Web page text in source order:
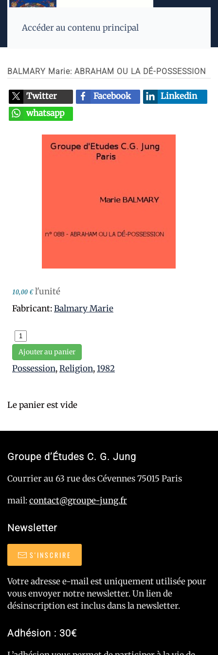
Accéder au contenu principal
BALMARY Marie: ABRAHAM OU LA DÉ-POSSESSION
Twitter Facebook
Linkedin
whatsapp
10,00 € l'unité
Fabricant:Balmary Marie
Ajouter au panier
Possession,Religion,1982
Le panier est vide
Groupe d’Études C. G. Jung
Courrier au 63 rue des Cévennes 75015 Paris
mail:contact@groupe-jung.fr
Newsletter
S'INSCRIRE
Votre adresse e-mail est uniquement utilisée pour
vous envoyer notre newsletter. Un lien de
désinscription est inclus dans la newsletter.
Adhésion : 30€